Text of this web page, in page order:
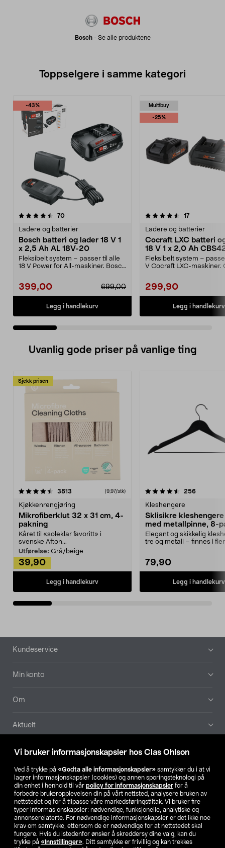
Vi bruker informasjonskapsler hos Clas Ohlson
Ved å trykke på «Godta alle informasjonskapsler» samtykker du i at vi
lagrer informasjonskapsler (cookies) og annen sporingsteknologi på
din enhet i henhold til vår policy for informasjonskapsler for å
forbedre brukeropplevelsen din på vårt nettsted, analysere bruken av
nettstedet og for å tilpasse våre markedsføringstiltak. Vi bruker fire
typer informasjonskapsler: nødvendige, funksjonelle, analytiske og
annonserelaterte. For nødvendige informasjonskapsler er det ikke noe
krav om samtykke, ettersom de er nødvendige for at nettstedet skal
fungere. Hvis du istedenfor ønsker å skreddersy dine valg, kan du
trykke på «Innstillinger». Ditt samtykke er frivillig og kan trekkes
Bosch- Se alle produktene
Toppselgere i samme kategori
-43%
70anmeldelser
Ladere og batterier
Bosch batteri og lader 18 V 1
x 2,5 Ah AL 18V-20
Fleksibelt system – passer til alle
18 V Power for All-maskiner. Bosch
399,00 699,00
Legg i handlekurv
Multibuy
-25%
4.5 av 5 stjerner 17anmeldelser
Ladere og batterier
Cocraft LXC batteri
18 V 1 x 2,0 Ah
Fleksibelt system –
V Cocraft LXC-maskiner.
299,90
Legg i handlekurv
4.5 av 5 stjerner
Uvanlig gode priser på vanlige ting
Sjekk prisen
3813 anmeldelser(9,97/stk)
Kjøkkenrengjøring
Mikrofiberklut 32 x 31 cm, 4-
pakning
Kåret til «soleklar favoritt» i
svenske Afton...
Utførelse: Grå/beige
39,90
Legg i handlekurv
4.5av 5 stjerner 256
Kleshengere
Sklisikre
med metallpinne, 8-
Elegant og skikkelig
tre og metall – finnes i
79,90
Legg i handlekurv
4.5av 5 stjerner
Bunntekst
Kundeservice
Min konto
Om
Aktuelt
Våre selskaper
Finn din butikk
SE NO FI